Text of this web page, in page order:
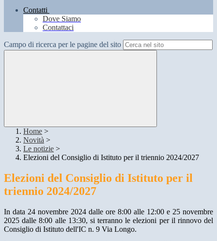
Contatti
Dove Siamo
Contattaci
Campo di ricerca per le pagine del sito
Home >
Novità >
Le notizie >
Elezioni del Consiglio di Istituto per il triennio 2024/2027
Elezioni del Consiglio di Istituto per il
triennio 2024/2027
In data 24 novembre 2024 dalle ore 8:00 alle 12:00 e 25 novembre
2025 dalle 8:00 alle 13:30, si terranno le elezioni per il rinnovo del
Consiglio di Istituto dell'IC n. 9 Via Longo.